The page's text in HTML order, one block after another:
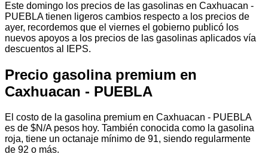
Este domingo los precios de las gasolinas en Caxhuacan -
PUEBLA tienen ligeros cambios respecto a los precios de
ayer, recordemos que el viernes el gobierno publicó los
nuevos apoyos a los precios de las gasolinas aplicados vía
descuentos al IEPS.
Precio gasolina premium en
Caxhuacan - PUEBLA
El costo de la gasolina premium en Caxhuacan - PUEBLA
es de $N/A pesos hoy. También conocida como la gasolina
roja, tiene un octanaje mínimo de 91, siendo regularmente
de 92 o más.